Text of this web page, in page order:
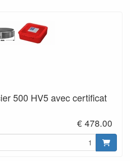
500 HV5 avec certificat
€ 478.00